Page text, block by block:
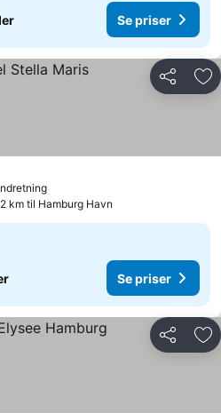
Se priser
Del
km til Hamburg Havn
Se priser
Del